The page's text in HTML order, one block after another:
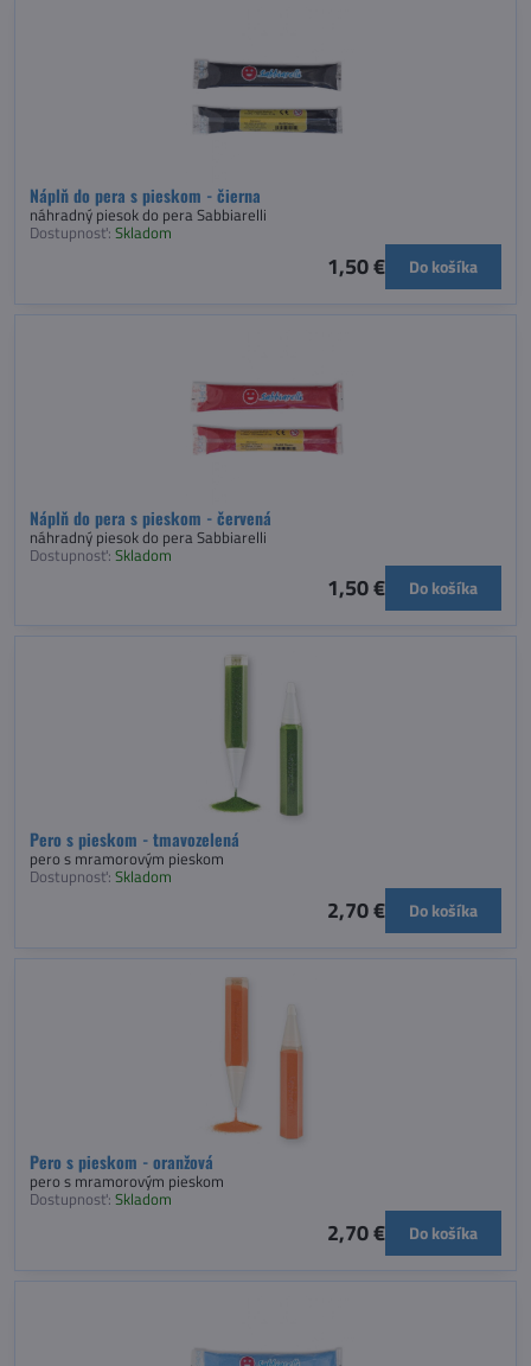
Náplň do pera s pieskom - čierna
náhradný piesok do pera Sabbiarelli
Dostupnosť: Skladom
1,50 € Do košíka
Náplň do pera s pieskom - červená
náhradný piesok do pera Sabbiarelli
Dostupnosť: Skladom
1,50 € Do košíka
Pero s pieskom - tmavozelená
pero s mramorovým pieskom
Dostupnosť: Skladom
2,70 € Do košíka
Pero s pieskom - oranžová
pero s mramorovým pieskom
Dostupnosť: Skladom
2,70 € Do košíka